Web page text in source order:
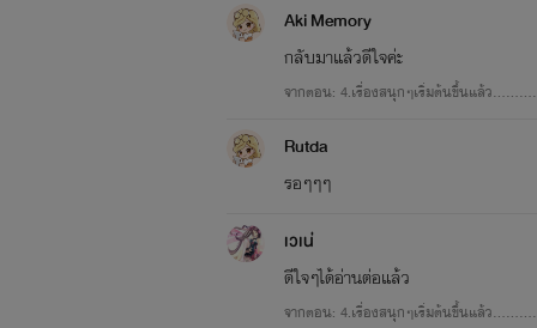
อดีตเธอเคยถูกคนใจร้ายทำลายศักดิ์ศรี
เธอต้องจมอยู่กับตราบาปที่เขาหยิบยืน
ปัจจุบัน เธอต้องการจะเป็นคนใหม่ ค
การเริ่นต้นการเขียนนิย
Aki Memory
กลับมาแล้วดีใจค่ะ
จากตอน: 4.เรื่องสนุกๆเริ่มต้นขึ้นแล้ว
Rutda
รอๆๆๆ
เวเน่
ดีใจๆได้อ่านต่อแล้ว
จากตอน: 4.เรื่องสนุกๆเริ่มต้นขึ้นแล้ว